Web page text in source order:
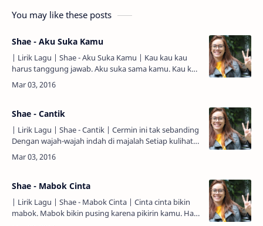
You may like these posts
Shae - Aku Suka Kamu
| Lirik Lagu | Shae - Aku Suka Kamu | Kau kau kau
harus tanggung jawab. Aku suka sama kamu. Kau kau
kau harus tanggung jawab. Aku suka sama kamu,
kamu. Kacau…
Shae - Cantik
| Lirik Lagu | Shae - Cantik | Cermin ini tak sebanding
Dengan wajah-wajah indah di majalah Setiap kulihat
rupa yang menawan Kujadi lemah, rasa tak berdaya.
…
Shae - Mabok Cinta
| Lirik Lagu | Shae - Mabok Cinta | Cinta cinta bikin
mabok. Mabok bikin pusing karena pikirin kamu. Hati